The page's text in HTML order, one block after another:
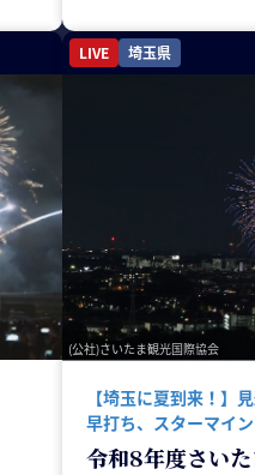
LIVE 埼玉県
(公社)さいたま観光国際協会
【埼玉に夏到来！】
早打ち、スターマイ
令和8年度さい